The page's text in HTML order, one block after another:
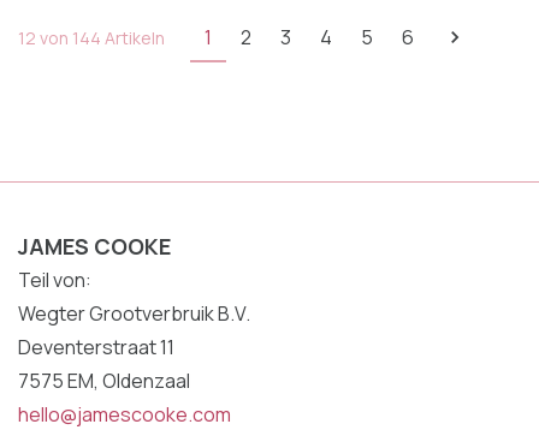
12 von 144 Artikeln 1 2 3 4 5 6
JAMES COOKE
Teil von:
Wegter Grootverbruik B.V.
Deventerstraat 11
7575 EM, Oldenzaal
hello@jamescooke.com